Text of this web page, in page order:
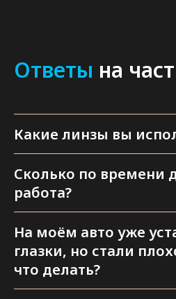
Ответы на
Какие линзы вы
Сколько по времени
работа?
На моём авто уже
глазки, но стали
что делать?